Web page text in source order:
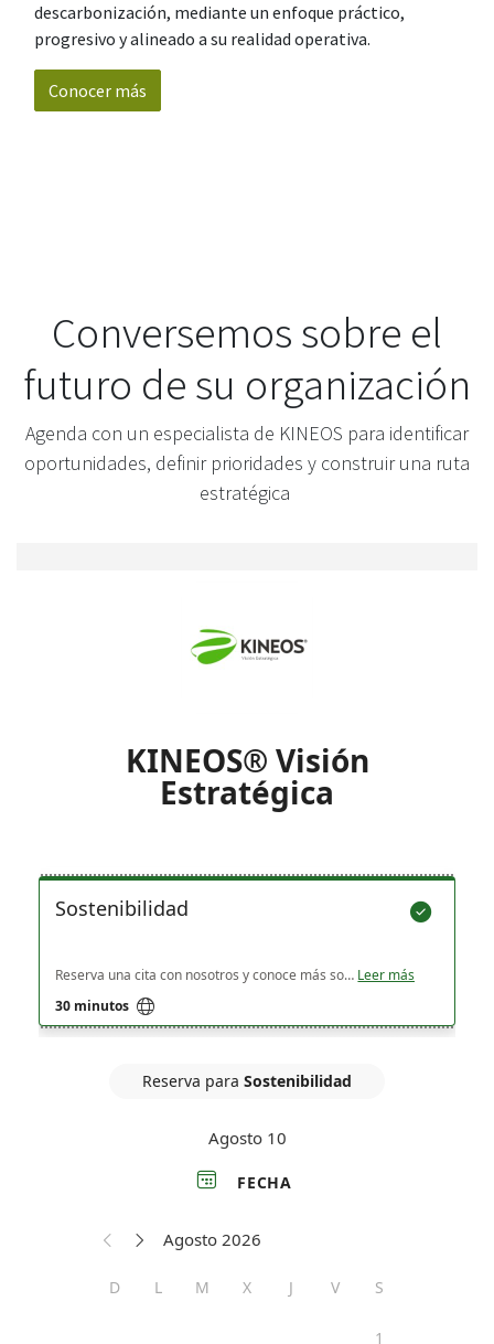
descarbonización, mediante un enfoque práctico,
progresivo y alineado a su realidad operativa.
Conocer más
Conversemos sobre el
futuro de su organización
Agenda con un especialista de KINEOS para identificar
oportunidades, definir prioridades y construir una ruta
estratégica